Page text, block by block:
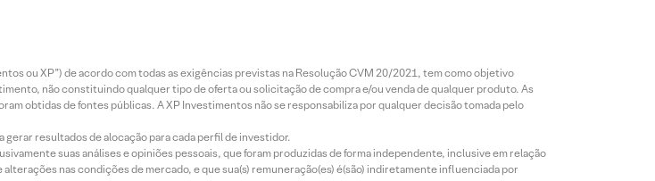
ou XP”) de acordo com todas as exigências previstas na Resolução CVM 20/2021, tem como objetivo
não constituindo qualquer tipo de oferta ou solicitação de compra e/ou venda de qualquer produto. As
obtidas de fontes públicas. A XP Investimentos não se responsabiliza por qualquer decisão tomada pelo
resultados de alocação para cada perfil de investidor.
suas análises e opiniões pessoais, que foram produzidas de forma independente, inclusive em relação
nas condições de mercado, e que sua(s) remuneração(es) é(são) indiretamente influenciada por